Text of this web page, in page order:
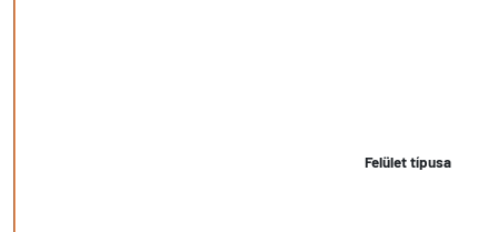
Felület típusa